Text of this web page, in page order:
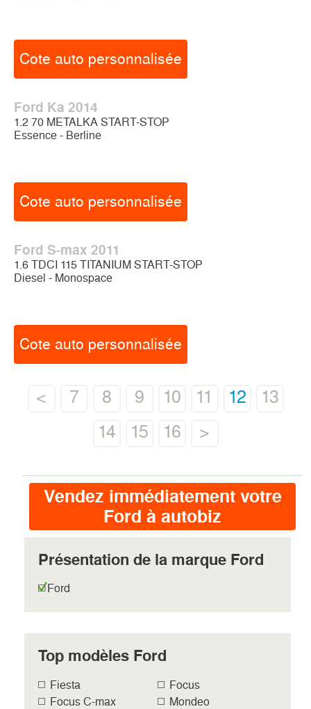
Cote auto personnalisée
Ford Ka 2014
1.2 70 METALKA START-STOP
Essence - Berline
Cote auto personnalisée
Ford S-max 2011
1.6 TDCI 115 TITANIUM START-STOP
Diesel - Monospace
Cote auto personnalisée
< 7 8 9 10 11 12
13
14
15 16 >
Vendez immédiatement votre
Ford à autobiz
Présentation de la marque Ford
Ford
Top modèles Ford
Fiesta
Focus
Focus C-max
Mondeo